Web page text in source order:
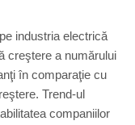
industria electrică
creştere a numărului
în comparaţie cu
Trend-ul
companiilor